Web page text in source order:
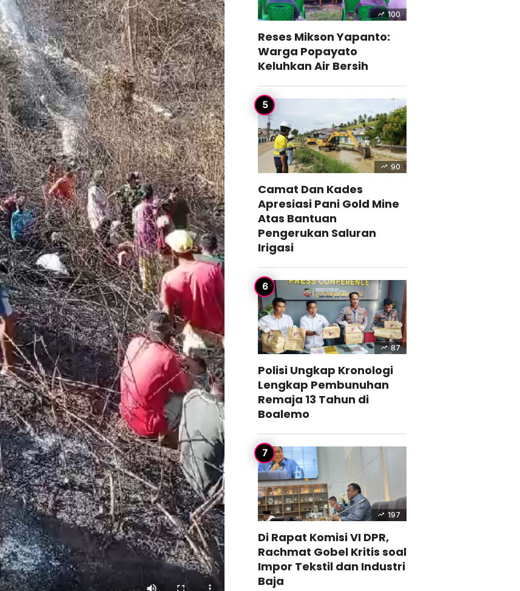
100
Reses Mikson Yapanto:
Warga Popayato
Keluhkan Air Bersih
90
Camat Dan Kades
Apresiasi Pani Gold Mine
Atas Bantuan
Pengerukan Saluran
Irigasi
87
Polisi Ungkap Kronologi
Lengkap Pembunuhan
Remaja 13 Tahun di
Boalemo
197
Di Rapat Komisi VI DPR,
Rachmat Gobel Kritis soal
Impor Tekstil dan Industri
Baja